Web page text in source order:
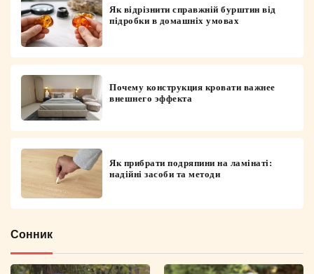
Як відрізнити справжній бурштин від
підробки в домашніх умовах
Почему конструкция кровати важнее
внешнего эффекта
Як прибрати подряпини на ламінаті:
надійні засоби та методи
Сонник